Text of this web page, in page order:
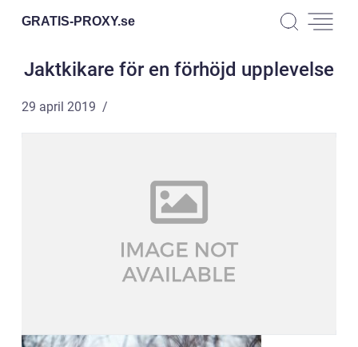
GRATIS-PROXY.se
Jaktkikare för en förhöjd upplevelse
29 april 2019